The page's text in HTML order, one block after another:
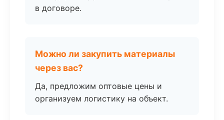
в договоре.
Можно ли закупить материалы
через вас?
Да, предложим оптовые цены и
организуем логистику на объект.